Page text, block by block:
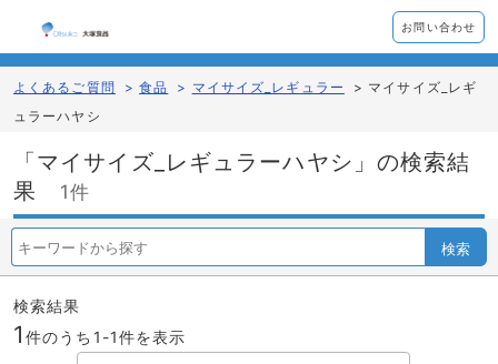
お問い合わせ
よくあるご質問 > 食品 > マイサイズ_レギュラー > マイサイズ_レギ
ュラーハヤシ
「マイサイズ_レギュラーハヤシ」の検索結
果
1件
検索
検索結果
1件のうち1-1件を表示